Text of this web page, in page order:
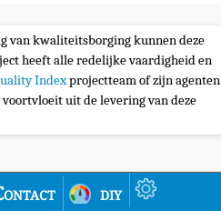
van kwaliteitsborging kunnen deze
heeft alle redelijke vaardigheid en
Indexprojectteam of zijn agenten
uit de levering van deze
diy